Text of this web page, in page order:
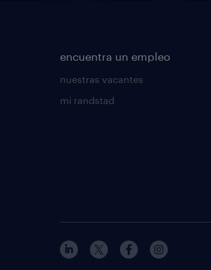
encuentra un empleo
nuestras vacantes
mi randstad